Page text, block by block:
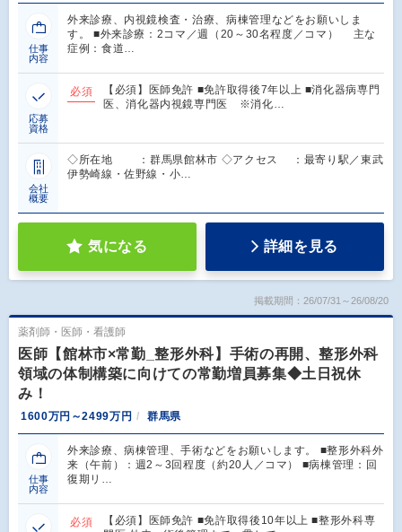
仕事
内容
外来診療、内視鏡検査・治療、病棟管理などをお願いしま
す。 ■外来診療：2コマ／週（20～30名程度／コマ） 主な
症例：食道…
応募
資格
必須
【必須】医師免許 ■免許取得後7年以上 ■消化器病専門
医、消化器内視鏡専門医 ※消化…
会社
概要
◇所在地 ：群馬県館林市 ◇アクセス ：最寄り駅／東武
伊勢崎線・佐野線・小…
気になる 詳細を見る
掲載期間：26/07/31～26/08/20
薬剤師・医師・看護師
医師【館林市×常勤_整形外科】手術の再開、整形外科
領域の体制構築に向けての常勤増員募集◆土日祝休
み！
1600万円～2499万円 群馬県
仕事
内容
外来診療、病棟管理、手術などをお願いします。 ■整形外科外
来（午前）：週2～3回程度（約20人／コマ） ■病棟管理：回
復期リ…
必須
【必須】医師免許 ■免許取得後10年以上 ■整形外科専